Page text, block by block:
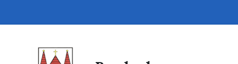
content
main
footer